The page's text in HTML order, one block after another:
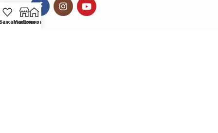
Магазин
Головна